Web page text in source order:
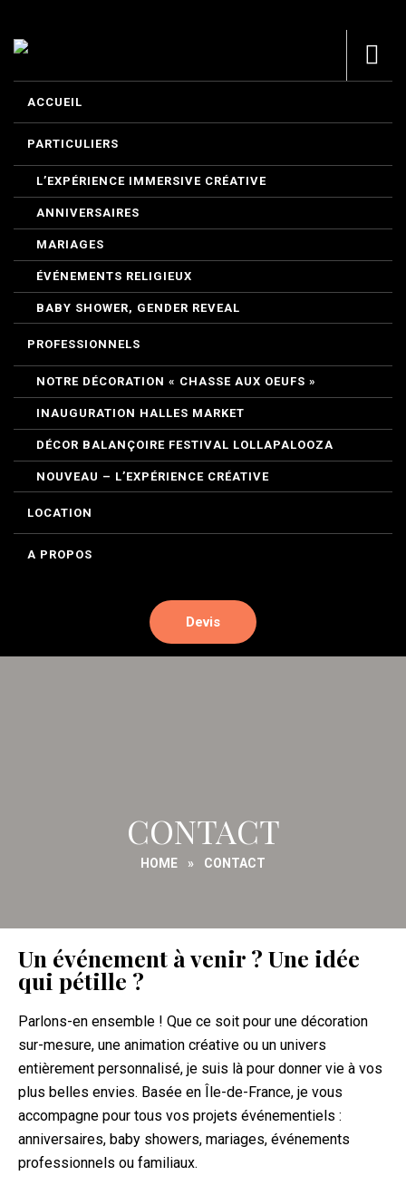
Devis
ACCUEIL
PARTICULIERS
L’EXPÉRIENCE IMMERSIVE CRÉATIVE
ANNIVERSAIRES
MARIAGES
ÉVÉNEMENTS RELIGIEUX
BABY SHOWER, GENDER REVEAL
PROFESSIONNELS
NOTRE DÉCORATION « CHASSE AUX OEUFS »
INAUGURATION HALLES MARKET
DÉCOR BALANÇOIRE FESTIVAL LOLLAPALOOZA
NOUVEAU – L’EXPÉRIENCE CRÉATIVE
LOCATION
A PROPOS
CONTACT
HOME » CONTACT
Un événement à venir ? Une idée
qui pétille ?
Parlons-en ensemble ! Que ce soit pour une décoration
sur-mesure, une animation créative ou un univers
entièrement personnalisé, je suis là pour donner vie à vos
plus belles envies. Basée en Île-de-France, je vous
accompagne pour tous vos projets événementiels :
anniversaires, baby showers, mariages, événements
professionnels ou familiaux.